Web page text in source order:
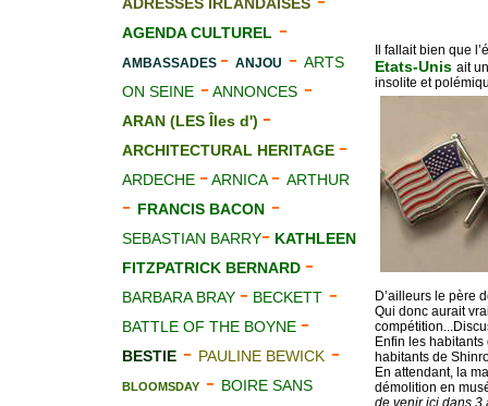
AGENDA CULTUREL -
AMBASSADES - ANJOU - ARTS
ON SEINE -ANNONCES -
ARAN (LES Îles d') -
ARCHITECTURAL HERITAGE -
ARDECHE -ARNICA- ARTHUR
- FRANCIS BACON -
SEBASTIAN BARRY- KATHLEEN
FITZPATRICK BERNARD -
BARBARA BRAY - BECKETT -
BATTLE OF THE BOYNE -
BESTIE - PAULINE BEWICK -
BLOOMSDAY - BOIRE SANS
Il fallait bien que
Etats-Unis ait
insolite et
D’ailleurs le père
Qui donc aurait
Enfin les
habitants de
En attendant, la
démolition en
de venir ici dans 3